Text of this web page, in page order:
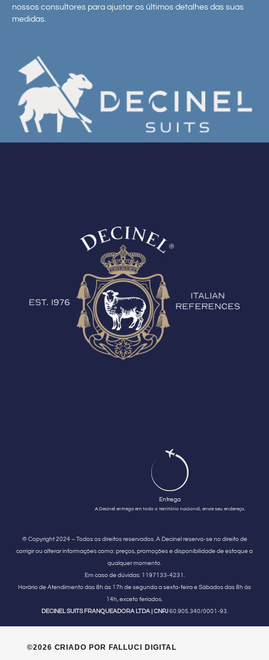
nossos consultores para ajustar os últimos detalhes das suas
medidas.
Entrega
A Decinel entrega em todo o território nacional, envie seu endereço.
© Copyright 2024 – Todos os direitos reservados. A Decinel reserva-se no direito de
corrigir ou alterar informações como: preços, promoções e disponibilidade de estoque a
qualquer momento.
Em caso de dúvidas:1197133-4231.
Horário de Atendimento das 8h às 17h de segunda a sexta-feira e Sábados das 8h às
14h, exceto feriados.
DECINEL SUITS FRANQUEADORA LTDA | CNPJ60.905.340/0001-93.
©2026 CRIADO POR FALLUCI DIGITAL